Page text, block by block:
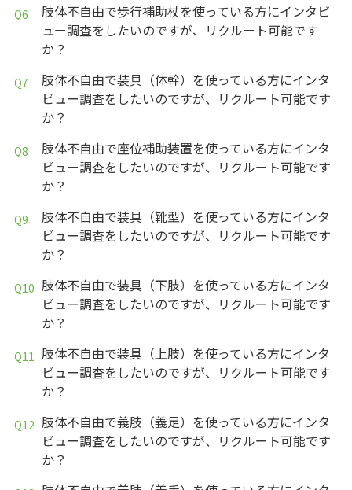
肢体不自由で歩行補助杖を使っている方にインタビ
ュー調査をしたいのですが、リクルート可能です
か？
肢体不自由で装具（体幹）を使っている方にインタ
ビュー調査をしたいのですが、リクルート可能です
か？
肢体不自由で座位補助装置を使っている方にインタ
ビュー調査をしたいのですが、リクルート可能です
か？
肢体不自由で装具（靴型）を使っている方にインタ
ビュー調査をしたいのですが、リクルート可能です
か？
肢体不自由で装具（下肢）を使っている方にインタ
ビュー調査をしたいのですが、リクルート可能です
か？
肢体不自由で装具（上肢）を使っている方にインタ
ビュー調査をしたいのですが、リクルート可能です
か？
肢体不自由で義肢（義足）を使っている方にインタ
ビュー調査をしたいのですが、リクルート可能です
か？